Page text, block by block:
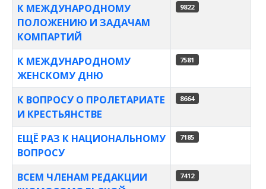
К МЕЖДУНАРОДНОМУ
ПОЛОЖЕНИЮ И ЗАДАЧАМ
КОМПАРТИЙ
9822
К МЕЖДУНАРОДНОМУ
ЖЕНСКОМУ ДНЮ
7581
К ВОПРОСУ О ПРОЛЕТАРИАТЕ
И КРЕСТЬЯНСТВЕ
8664
ЕЩЁ РАЗ К НАЦИОНАЛЬНОМУ
ВОПРОСУ
7185
ВСЕМ ЧЛЕНАМ РЕДАКЦИИ
7412